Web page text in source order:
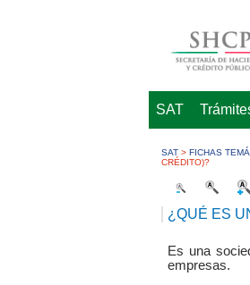
SAT
SAT > FICHAS
CRÉDITO)?
¿QUÉ ES
Es una
empresas.